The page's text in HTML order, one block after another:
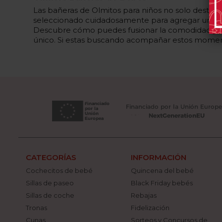
Las bañeras de Olmitos para niños no solo
seleccionado cuidadosamente para agregar un
Descubre cómo puedes fusionar la comodidad
único. Si estas buscando acompañar estos
CATEGORÍAS
Cochecitos de bebé
Sillas de paseo
Sillas de coche
Tronas
Cunas
INFORMACIÓN
Quincena del bebé
Black Friday bebés
Rebajas
Fidelización
Sorteos y Concursos de